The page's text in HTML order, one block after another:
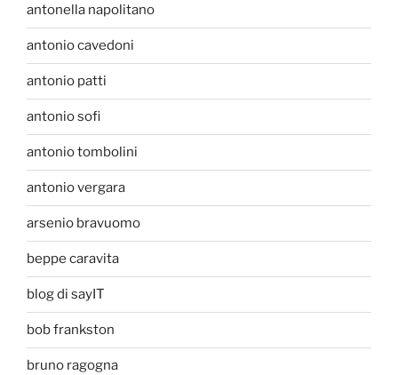
antonella napolitano
antonio cavedoni
antonio patti
antonio sofi
antonio tombolini
antonio vergara
arsenio bravuomo
beppe caravita
blog di sayIT
bob frankston
bruno ragogna